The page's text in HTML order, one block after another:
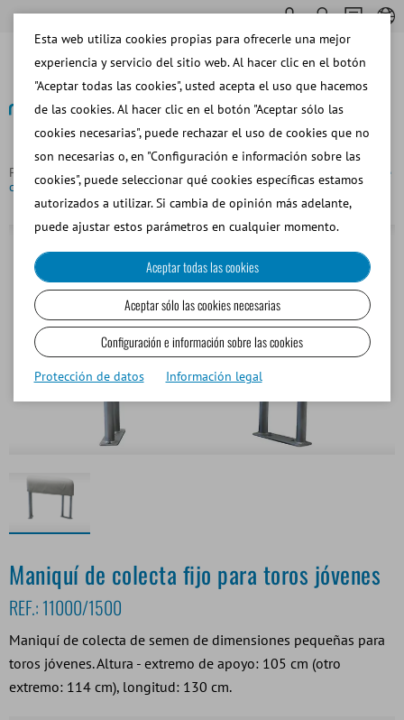
Página principal Bovino Colección de Semen
Maniquí de
colecta fijo para toros jóvenes
Maniquí de colecta fijo para toros jóvenes
REF.: 11000/1500
Maniquí de colecta de semen de dimensiones pequeñas para
toros jóvenes. Altura - extremo de apoyo: 105 cm (otro
extremo: 114 cm), longitud: 130 cm.
Esta web utiliza cookies propias para ofrecerle una mejor
experiencia y servicio del sitio web. Al hacer clic en el botón
"Aceptar todas las cookies", usted acepta el uso que hacemos
de las cookies. Al hacer clic en el botón "Aceptar sólo las
cookies necesarias", puede rechazar el uso de cookies que no
son necesarias o, en "Configuración e información sobre las
cookies", puede seleccionar qué cookies específicas estamos
autorizados a utilizar. Si cambia de opinión más adelante,
puede ajustar estos parámetros en cualquier momento.
Aceptar todas las cookies
Aceptar sólo las cookies necesarias
Configuración e información sobre las cookies
Protección de datos Información legal